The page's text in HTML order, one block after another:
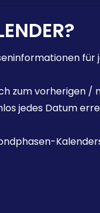
für
zum vorherigen
jedes Datum